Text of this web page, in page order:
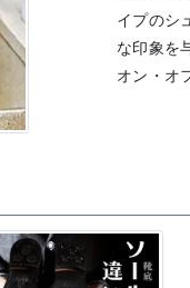
イプのシ
な印象を
オン・オ